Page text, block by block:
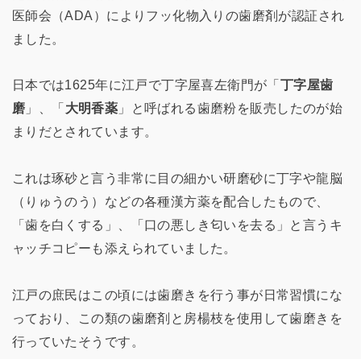
医師会（ADA）によりフッ化物入りの歯磨剤が認証され
ました。
日本では1625年に江戸で丁字屋喜左衛門が「 丁字屋歯
磨 」、「 大明香薬 」と呼ばれる歯磨粉を販売したのが始
まりだとされています。
これは琢砂と言う非常に目の細かい研磨砂に丁字や龍脳
（りゅうのう）などの各種漢方薬を配合したもので、
「歯を白くする」、「口の悪しき匂いを去る」と言うキ
ャッチコピーも添えられていました。
江戸の庶民はこの頃には歯磨きを行う事が日常習慣にな
っており、この類の歯磨剤と房楊枝を使用して歯磨きを
行っていたそうです。